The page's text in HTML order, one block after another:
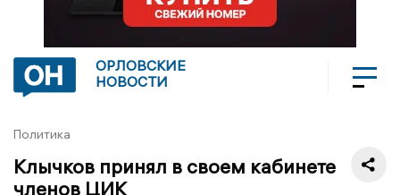
ОРЛОВСКИЕ
НОВОСТИ
Политика
Клычков принял в своем кабинете
членов ЦИК